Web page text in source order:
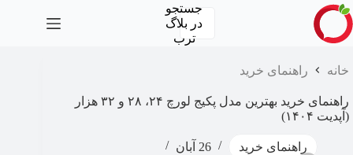
پرش
به
محتوا
جستجو
در بلاگ
ترب
خانه راهنمای خرید
راهنمای خرید بهترین مدل پکیج لورچ ۲۴، ۲۸ و ۳۲ هزار​
(آپدیت ۱۴۰۴)
راهنمای خرید
26 آبان